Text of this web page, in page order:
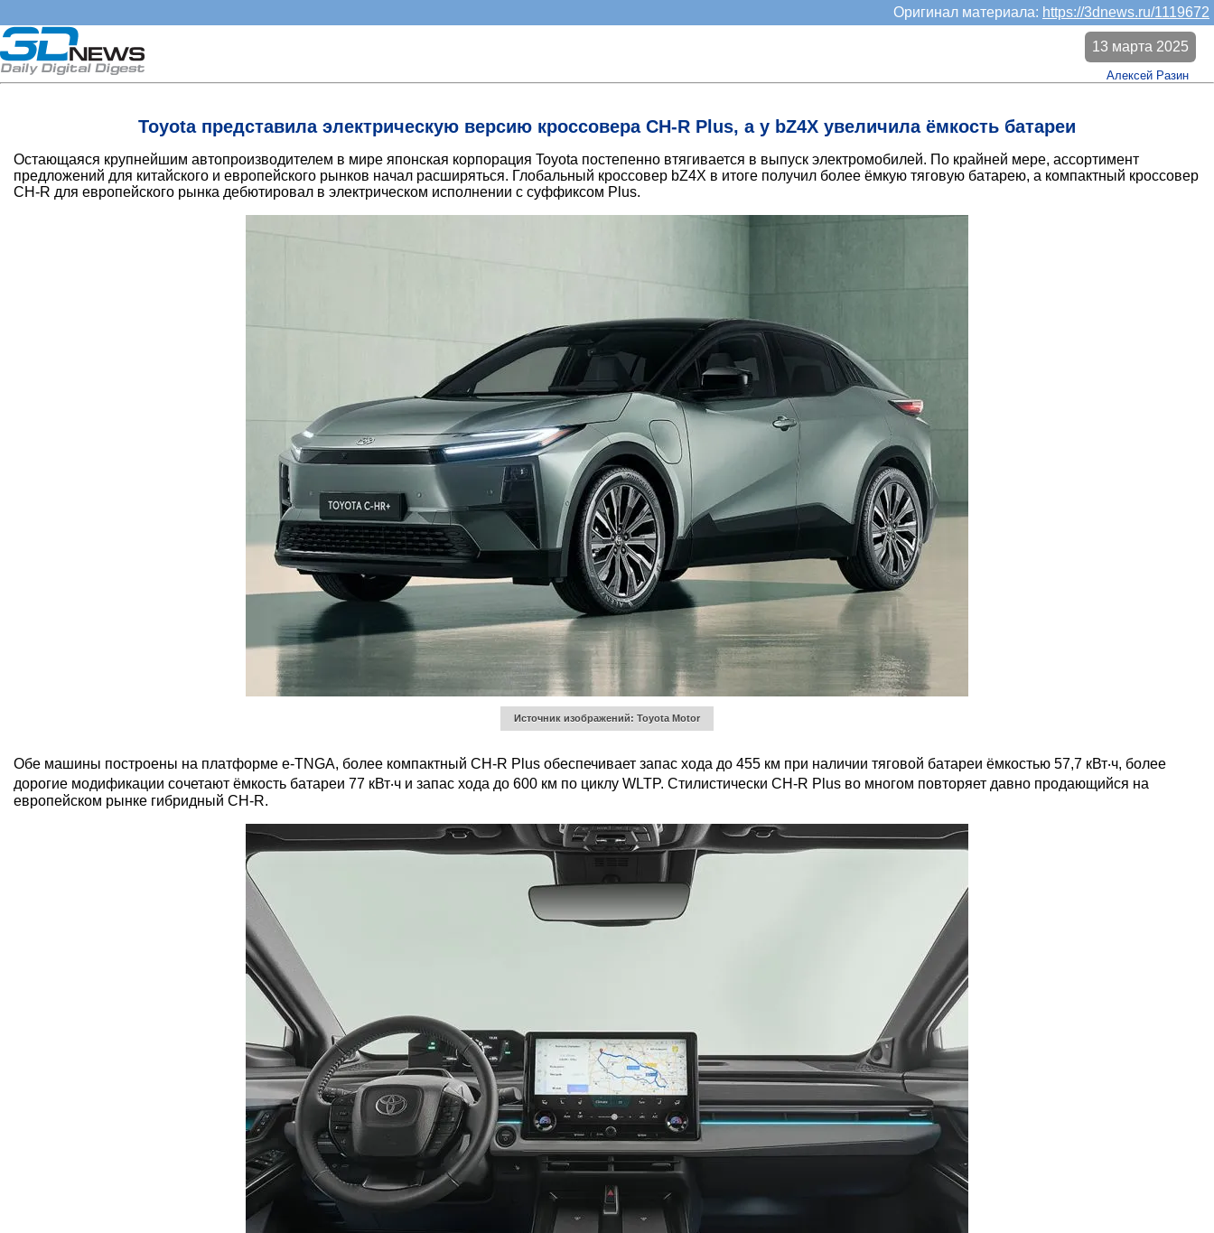
Оригинал материала: https://3dnews.ru/1119672
Toyota представила электрическую версию кроссовера CH-R Plus, а у bZ4X увеличила ёмкость батареи
13 марта 2025
Алексей Разин
Остающаяся крупнейшим автопроизводителем в мире японская корпорация Toyota постепенно втягивается в выпуск электромобилей. По крайней мере, ассортимент
предложений для китайского и европейского рынков начал расширяться. Глобальный кроссовер bZ4X в итоге получил более ёмкую тяговую батарею, а компактный кроссовер
CH-R для европейского рынка дебютировал в электрическом исполнении с суффиксом Plus.
Источник изображений: Toyota Motor
Обе машины построены на платформе e-TNGA, более компактный CH-R Plus обеспечивает запас хода до 455 км при наличии тяговой батареи ёмкостью 57,7 кВт‧ч, более
дорогие модификации сочетают ёмкость батареи 77 кВт‧ч и запас хода до 600 км по циклу WLTP. Стилистически CH-R Plus во многом повторяет давно продающийся на
европейском рынке гибридный CH-R.